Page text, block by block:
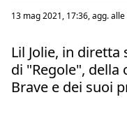
13 mag 2021, 17:36, agg. alle
Lil Jolie, in diretta
di "Regole", della
Brave e dei suoi